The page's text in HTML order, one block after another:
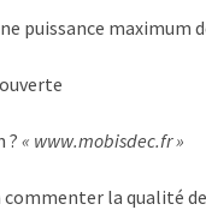
puissance maximum
? « www.mobisdec.fr »
commenter la qualité